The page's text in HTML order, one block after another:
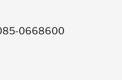
0668600